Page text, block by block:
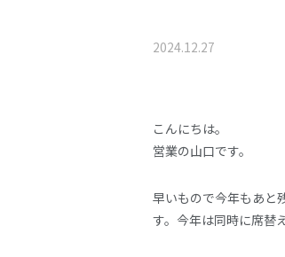
2024.12.27
こんにちは。
営業の山口です。
早いもので今年もあと
す。今年は同時に席替